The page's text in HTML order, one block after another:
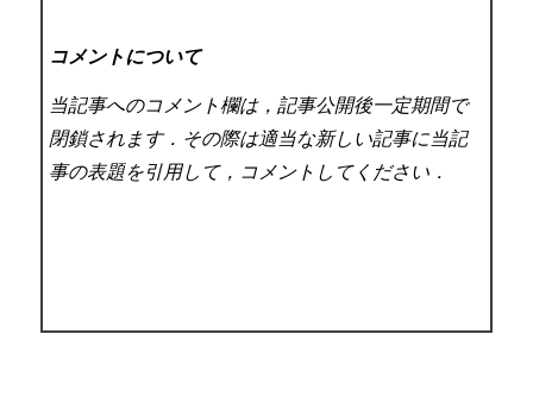
コメントについて
当記事へのコメント欄は，記事公開後一定期間で
閉鎖されます．その際は適当な新しい記事に当記
事の表題を引用して，コメントしてください．